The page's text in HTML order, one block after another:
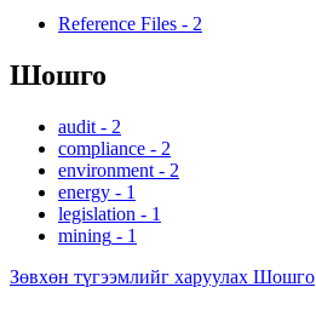
Reference Files - 2
Шошго
audit - 2
compliance - 2
environment - 2
energy - 1
legislation - 1
mining - 1
Зөвхөн түгээмлийг харуулах Шошго